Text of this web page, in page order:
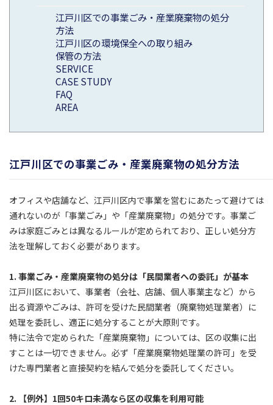
江戸川区での事業ごみ・産業廃棄物の処分
方法
江戸川区の環境保全への取り組み
保管の方法
SERVICE
CASE STUDY
FAQ
AREA
江戸川区での事業ごみ・産業廃棄物の処分方法
オフィスや店舗など、江戸川区内で事業を営むにあたって避けては
通れないのが「事業ごみ」や「産業廃棄物」の処分です。事業ご
みは家庭ごみとは異なるルールが定められており、正しい処分方
法を理解しておく必要があります。
1. 事業ごみ・産業廃棄物の処分は「民間業者への委託」が基本
江戸川区において、事業者（会社、店舗、個人事業主など）から
出る資源やごみは、許可を受けた民間業者（廃棄物処理業者）に
処理を委託し、適正に処分することが大原則です。
特に法令で定められた「産業廃棄物」については、区の収集に出
すことは一切できません。必ず「産業廃棄物処理業の許可」を受
けた専門業者と直接契約を結んで処分を委託してください。
2. 【例外】1回50キロ未満なら区の収集を利用可能